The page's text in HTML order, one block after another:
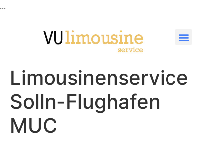
...
Limousinenservice
Solln-Flughafen
MUC